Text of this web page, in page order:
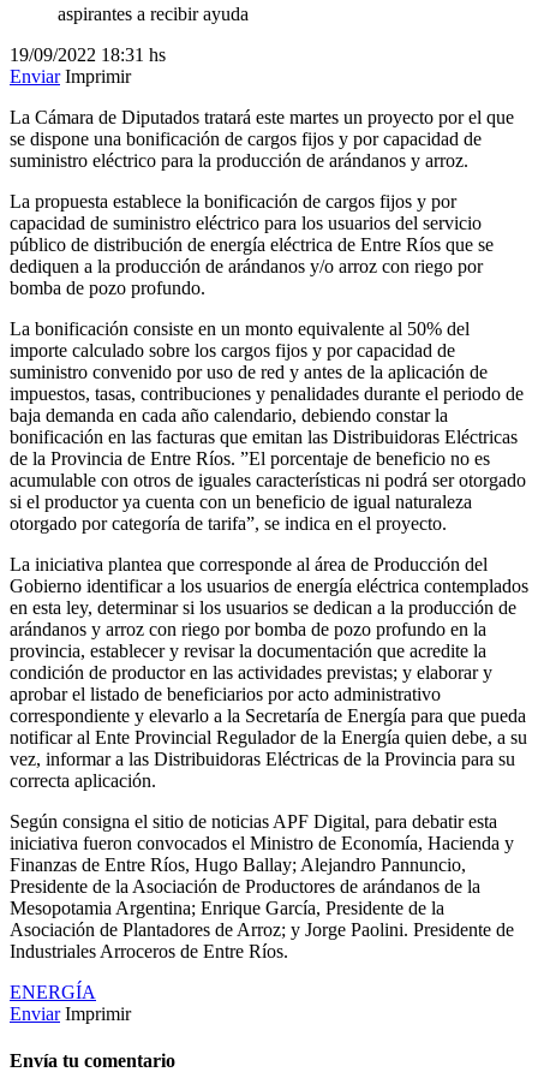
aspirantes a recibir ayuda
19/09/2022 18:31 hs
Enviar Imprimir
La Cámara de Diputados tratará este martes un proyecto por el que
se dispone una bonificación de cargos fijos y por capacidad de
suministro eléctrico para la producción de arándanos y arroz.
La propuesta establece la bonificación de cargos fijos y por
capacidad de suministro eléctrico para los usuarios del servicio
público de distribución de energía eléctrica de Entre Ríos que se
dediquen a la producción de arándanos y/o arroz con riego por
bomba de pozo profundo.
La bonificación consiste en un monto equivalente al 50% del
importe calculado sobre los cargos fijos y por capacidad de
suministro convenido por uso de red y antes de la aplicación de
impuestos, tasas, contribuciones y penalidades durante el periodo de
baja demanda en cada año calendario, debiendo constar la
bonificación en las facturas que emitan las Distribuidoras Eléctricas
de la Provincia de Entre Ríos. ”El porcentaje de beneficio no es
acumulable con otros de iguales características ni podrá ser otorgado
si el productor ya cuenta con un beneficio de igual naturaleza
otorgado por categoría de tarifa”, se indica en el proyecto.
La iniciativa plantea que corresponde al área de Producción del
Gobierno identificar a los usuarios de energía eléctrica contemplados
en esta ley, determinar si los usuarios se dedican a la producción de
arándanos y arroz con riego por bomba de pozo profundo en la
provincia, establecer y revisar la documentación que acredite la
condición de productor en las actividades previstas; y elaborar y
aprobar el listado de beneficiarios por acto administrativo
correspondiente y elevarlo a la Secretaría de Energía para que pueda
notificar al Ente Provincial Regulador de la Energía quien debe, a su
vez, informar a las Distribuidoras Eléctricas de la Provincia para su
correcta aplicación.
Según consigna el sitio de noticias APF Digital, para debatir esta
iniciativa fueron convocados el Ministro de Economía, Hacienda y
Finanzas de Entre Ríos, Hugo Ballay; Alejandro Pannuncio,
Presidente de la Asociación de Productores de arándanos de la
Mesopotamia Argentina; Enrique García, Presidente de la
Asociación de Plantadores de Arroz; y Jorge Paolini. Presidente de
Industriales Arroceros de Entre Ríos.
ENERGÍA
Enviar Imprimir
Envía tu comentario